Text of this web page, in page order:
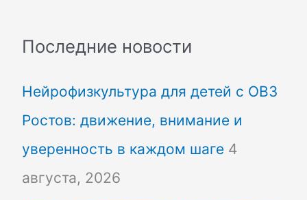
к
:
Последние новости
Нейрофизкультура для детей с ОВЗ
Ростов: движение, внимание и
уверенность в каждом шаге 4
августа, 2026